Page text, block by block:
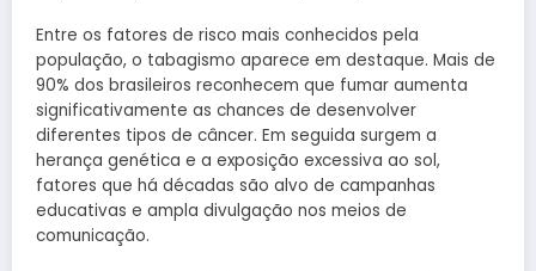
Entre os fatores de risco mais conhecidos pela
população, o tabagismo aparece em destaque. Mais de
90% dos brasileiros reconhecem que fumar aumenta
significativamente as chances de desenvolver
diferentes tipos de câncer. Em seguida surgem a
herança genética e a exposição excessiva ao sol,
fatores que há décadas são alvo de campanhas
educativas e ampla divulgação nos meios de
comunicação.